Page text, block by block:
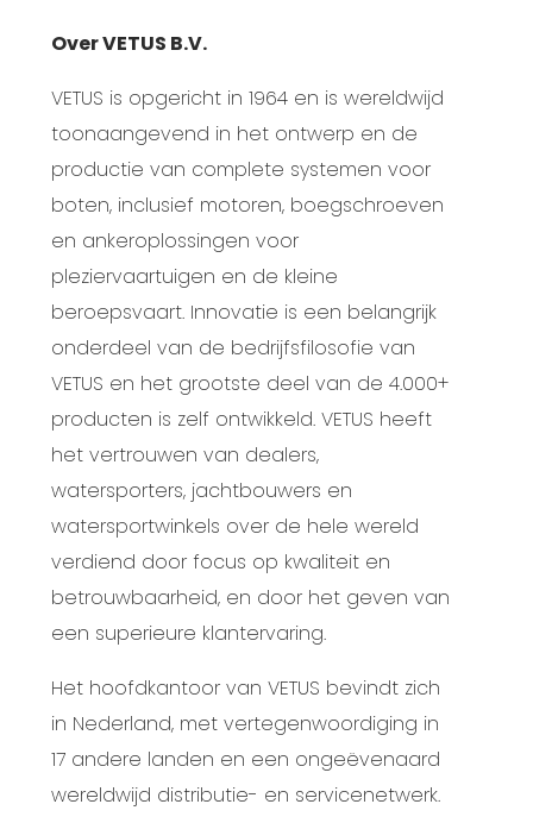
Over VETUS B.V.
VETUS is opgericht in 1964 en is wereldwijd
toonaangevend in het ontwerp en de
productie van complete systemen voor
boten, inclusief motoren, boegschroeven
en ankeroplossingen voor
pleziervaartuigen en de kleine
beroepsvaart. Innovatie is een belangrijk
onderdeel van de bedrijfsfilosofie van
VETUS en het grootste deel van de 4.000+
producten is zelf ontwikkeld. VETUS heeft
het vertrouwen van dealers,
watersporters, jachtbouwers en
watersportwinkels over de hele wereld
verdiend door focus op kwaliteit en
betrouwbaarheid, en door het geven van
een superieure klantervaring.
Het hoofdkantoor van VETUS bevindt zich
in Nederland, met vertegenwoordiging in
17 andere landen en een ongeëvenaard
wereldwijd distributie- en servicenetwerk.